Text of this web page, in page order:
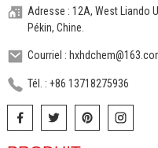
Adresse : 12A, West Liando
Pékin, Chine.
Courriel :
Tél. : +86 13718275936